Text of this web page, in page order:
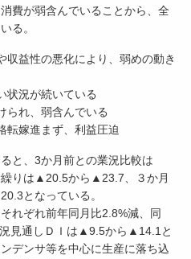
費が弱含んでいることから、全
る。
収益性の悪化により、弱めの動き
状況が続いている
られ、弱含んでいる
転嫁進まず、利益圧迫
と、3か月前との業況比較は
りは▲20.5から▲23.7、３か月
となっている。
れぞれ前年同月比2.8%減、同
見通しＤＩは▲9.5から▲14.1と
デンサ等を中心に生産に落ち込